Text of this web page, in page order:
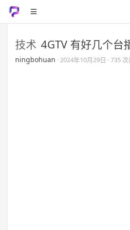
技术 4GTV 有好几个台
ningbohuan ·2024年10月29日 · 735